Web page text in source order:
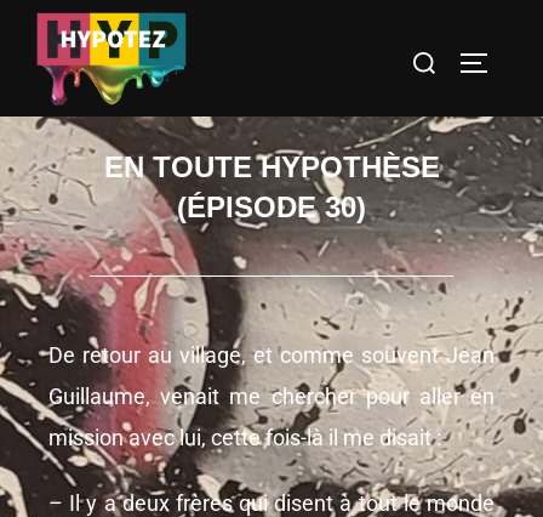
EN TOUTE HYPOTHÈSE
(ÉPISODE 30)
De retour au village, et comme souvent Jean
Guillaume, venait me chercher pour aller en
mission avec lui, cette fois-là il me disait :
– Il y a deux frères qui disent à tout le monde